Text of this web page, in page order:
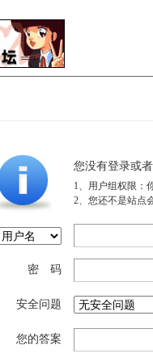
您没有登录或
1、用户组权限：
2、您还不是站点
密 码
安全问题
您的答案